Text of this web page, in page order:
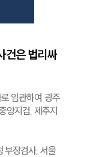
건은 법리싸
임관하여 광주
앙지검, 제주지
부장검사, 서울